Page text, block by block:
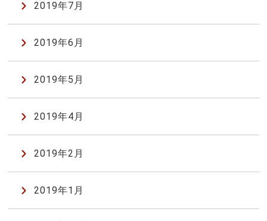
2019年7月
2019年6月
2019年5月
2019年4月
2019年2月
2019年1月